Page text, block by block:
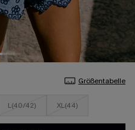
Größentabelle
L(40/42) XL(44)